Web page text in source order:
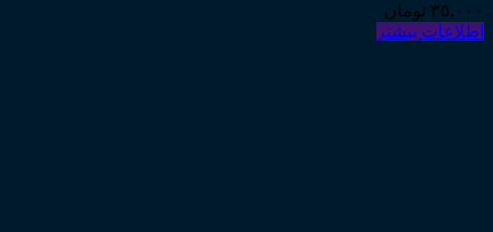
۳۵,۰۰۰ تومان
اطلاعات بیشتر